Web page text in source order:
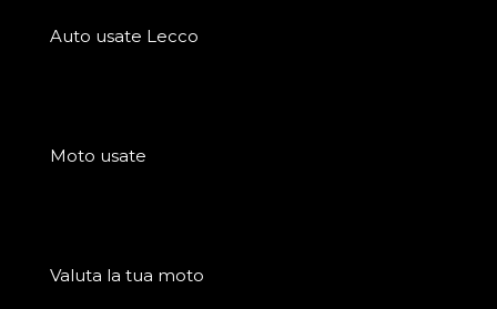
Auto usate Lecco
Moto usate
Valuta la tua moto